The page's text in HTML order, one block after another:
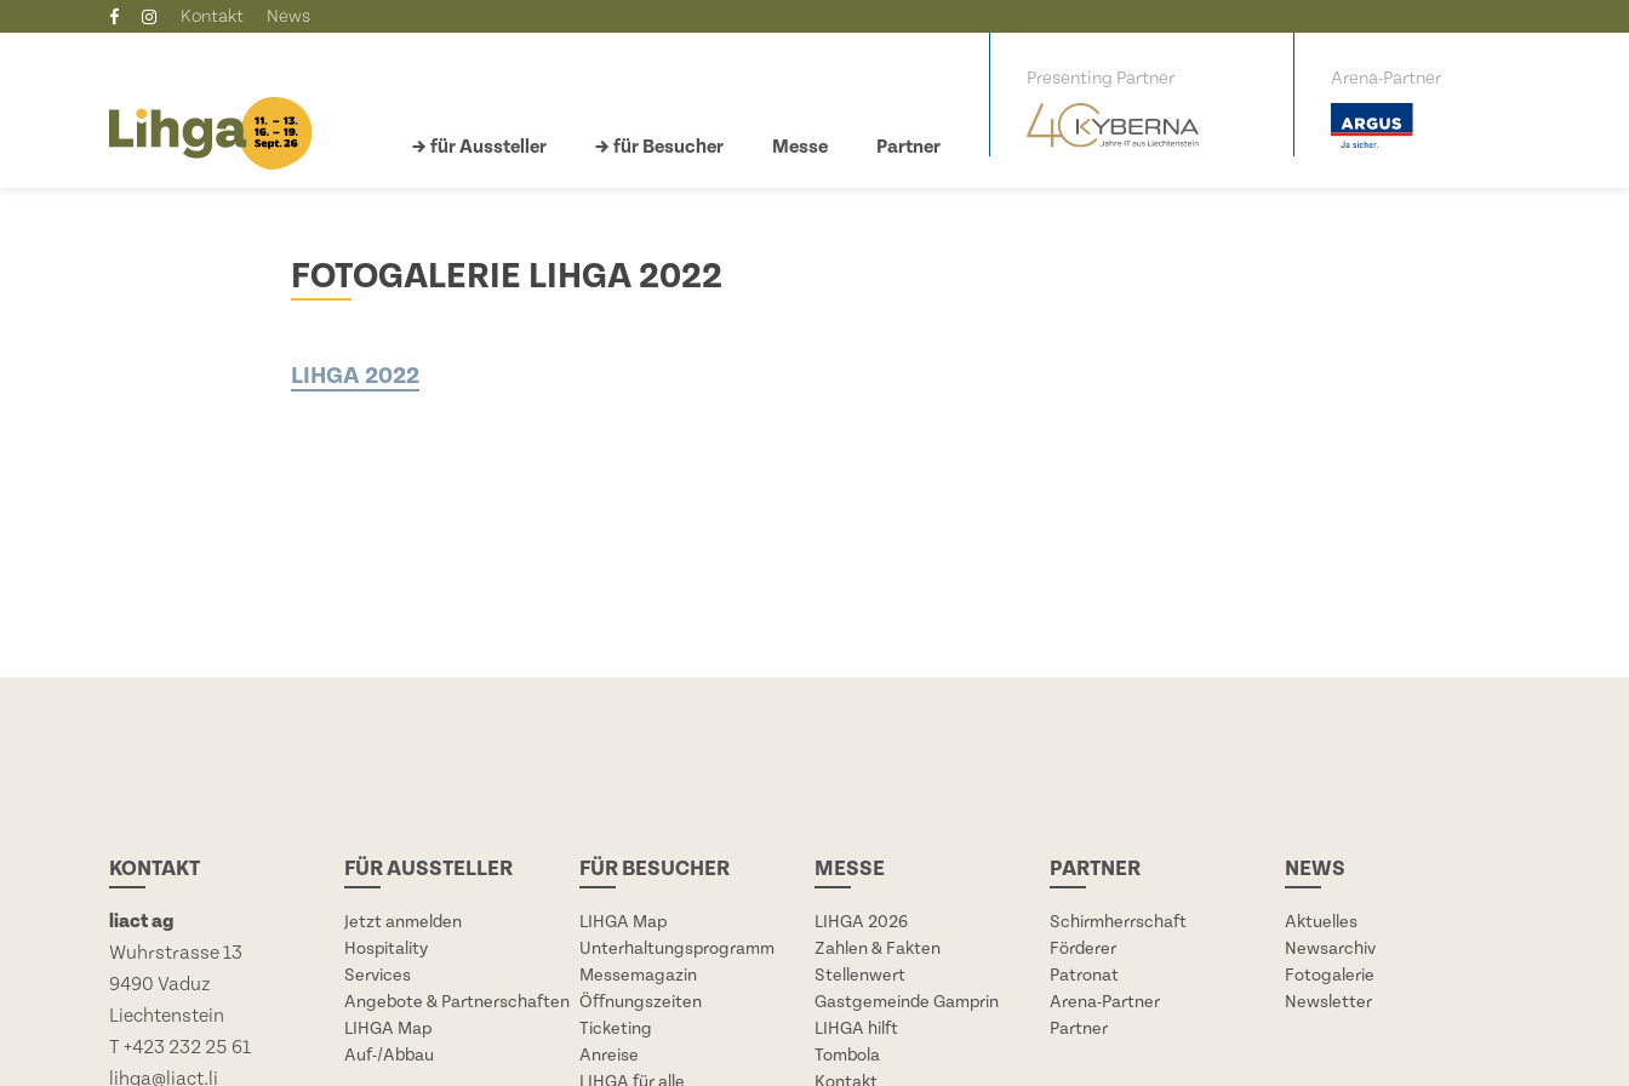
Kontakt News
→ für Aussteller → für Besucher Messe Partner
Presenting Partner Arena-Partner
FOTOGALERIE LIHGA 2022
LIHGA 2022
KONTAKT FÜR AUSSTELLER
Jetzt anmelden
Hospitality
Services
Angebote & Partnerschaften
LIHGA Map
Auf-/Abbau
FÜR BESUCHER
LIHGA Map
Unterhaltungsprogramm
Messemagazin
Öffnungszeiten
Ticketing
Anreise
MESSE
LIHGA 2026
Zahlen & Fakten
Stellenwert
Gastgemeinde Gamprin
LIHGA hilft
Tombola
PARTNER
Schirmherrschaft
Förderer
Patronat
Arena-Partner
Partner
NEWS
Aktuelles
Newsarchiv
Fotogalerie
Newsletter
liact ag
Wuhrstrasse 13
9490 Vaduz
Liechtenstein
T +423 232 25 61
lihga@liact.li